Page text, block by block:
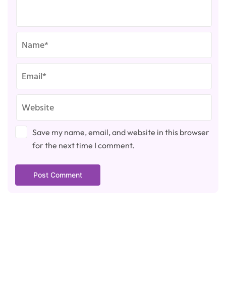
Save my name, email, and website in this browser
for the next time I comment.